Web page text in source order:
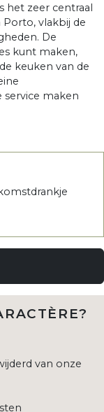
het zeer centraal
vlakbij de
De
kunt maken,
keuken van de
maken
van onze